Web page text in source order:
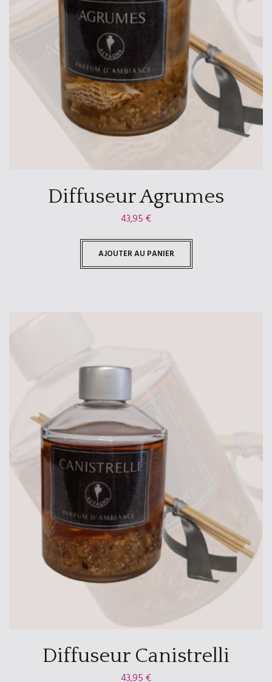
Diffuseur Agrumes
43,95€
AJOUTER AU PANIER
Diffuseur Canistrelli
43,95€